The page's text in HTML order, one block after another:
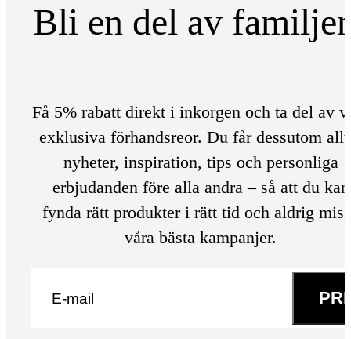
Bli en del av
Få 5% rabatt direkt i inkorgen och ta del av
exklusiva förhandsreor. Du får dessutom
nyheter, inspiration, tips och personliga
erbjudanden före alla andra – så att du kan
fynda rätt produkter i rätt tid och aldrig
våra bästa kampanjer.